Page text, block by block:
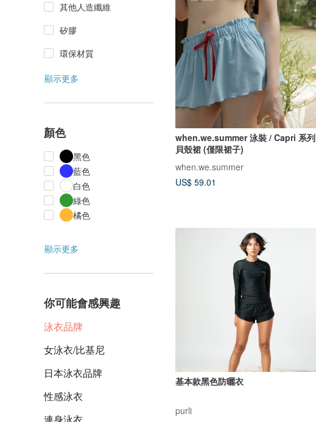
其他人造纖維
矽膠
環保材質
顯示更多
顏色
黑色
藍色
白色
綠色
橘色
顯示更多
你可能會感興趣
泳衣品牌
女泳衣/比基尼
日本泳衣品牌
性感泳衣
when.we.summer 泳裝 / Capri 系列
貝殼裙 (僅限裙子)
when.we.summer
US$ 59.01
基本款黑色防曬衣
purli